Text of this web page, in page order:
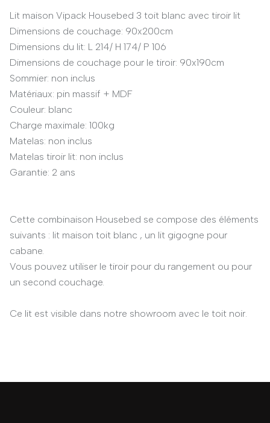
Lit maison Vipack Housebed 3 toit blanc avec tiroir lit
Dimensions de couchage: 90x200cm
Dimensions du lit: L 214/ H 174/ P 106
Dimensions de couchage pour le tiroir: 90x190cm
Sommier: non inclus
Matériaux: pin massif + MDF
Couleur: blanc
Charge maximale: 100kg
Matelas: non inclus
Matelas tiroir lit: non inclus
Garantie: 2 ans
Cette combinaison Housebed se compose des éléments
suivants : lit maison toit blanc , un lit gigogne pour
cabane.
Vous pouvez utiliser le tiroir pour du rangement ou pour
un second couchage.
Ce lit est visible dans notre showroom avec le toit noir.